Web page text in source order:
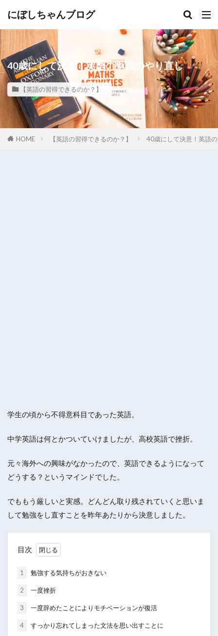
にぼしちゃんブログ
40歳にして決意！英語の勉強のやり直し
【英語の習得できるのか？】
HOME 【英語の習得できるのか？】 40歳にして決意！英語
学生の頃から不得意科目であった英語。
中学英語は何とかついていけましたが、高校英語で挫折。
元々海外への興味がなかったので、英語できるようになって
どうする？というマインドでした。
でももう厳しいと実感。どんどん取り残されていくと思いま
して勉強をし直すことを昨年あたりから決意しました。
目次
1 勉強する気持ちがおきない
2 一度挫折
3 一度辞めたことによりモチベーションが復活
4 すっかり忘れてしまった文法を思い出すことに